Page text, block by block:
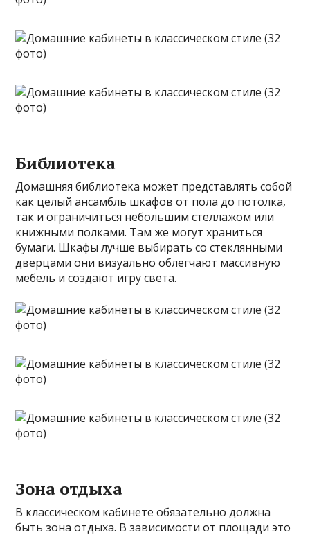
Библиотека
Домашняя библиотека может представлять собой
как целый ансамбль шкафов от пола до потолка,
так и ограничиться небольшим стеллажом или
книжными полками. Там же могут храниться
бумаги. Шкафы лучше выбирать со стеклянными
дверцами они визуально облегчают массивную
мебель и создают игру света.
Зона отдыха
В классическом кабинете обязательно должна
быть зона отдыха. В зависимости от площади это